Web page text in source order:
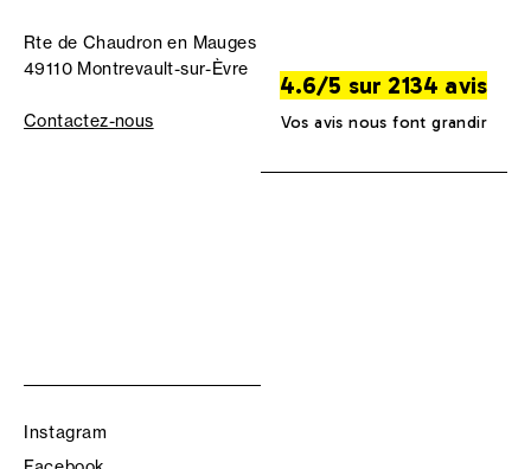
Rte de Chaudron en Mauges
49110 Montrevault-sur-Èvre
Contactez-nous
4.6/5 sur 2134 avis
Vos avis nous font grandir
Instagram